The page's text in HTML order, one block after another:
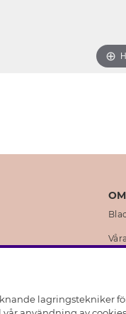
lagringstekniker